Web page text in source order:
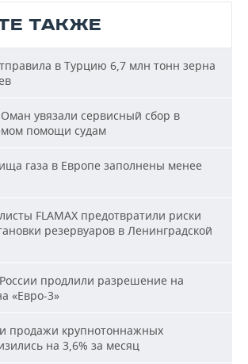
ТАКЖЕ
в Турцию 6,7 млн тонн зерна
увязали сервисный сбор в
помощи судам
газа в Европе заполнены менее
FLAMAX предотвратили риски
резервуаров в Ленинградской
продлили разрешение на
«Евро-3»
продажи крупнотоннажных
на 3,6% за месяц